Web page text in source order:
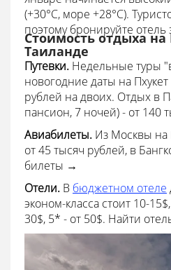
(+30°С, море +28°С).
поэтому бронируйте отель
Стоимость отдыха
Таиланде
Путевки. Недельные туры
новогодние даты на Пхукет
рублей на двоих. Отдых в
пансион, 7 ночей) - от 140
Авиабилеты. Из Москвы на
от 45 тысяч рублей, в
билеты →
Отели. В бюджетном отеле
эконом-класса стоит 10-
30$, 5* - от 50$. Найти